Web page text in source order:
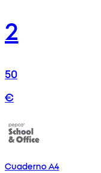
2
50
€
Cuaderno A4